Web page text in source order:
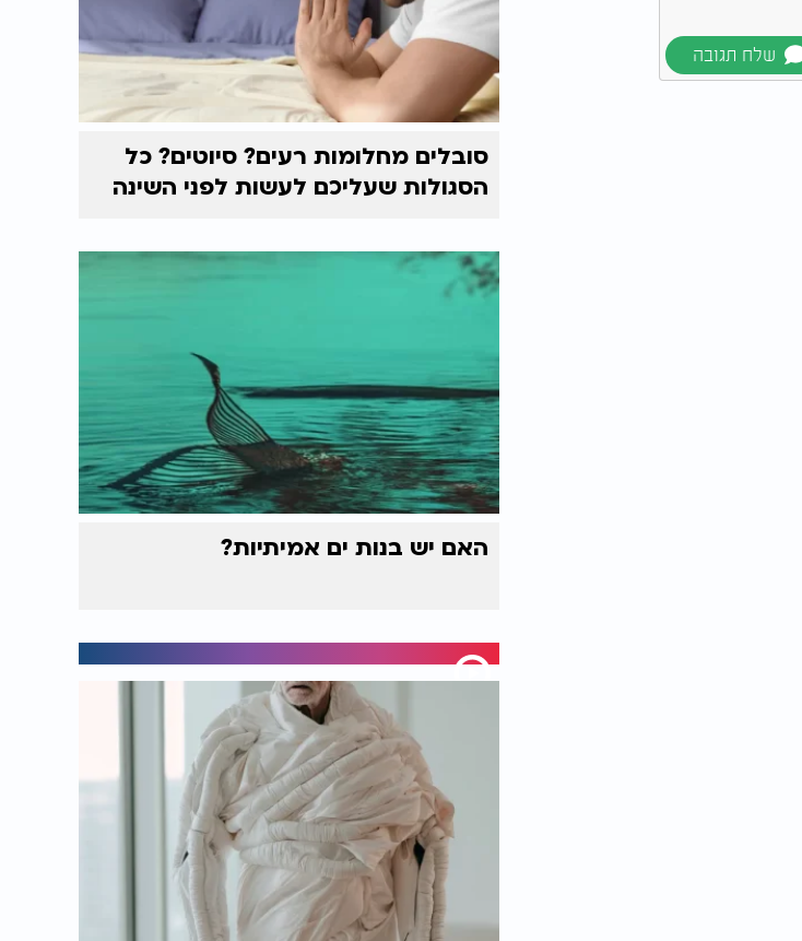
סובלים מחלומות רעים? סיוטים? כל
הסגולות שעליכם לעשות לפני השינה
האם יש בנות ים אמיתיות?